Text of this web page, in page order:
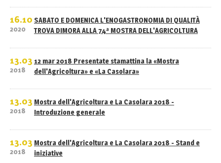
16.10
2020
SABATO E DOMENICA L'ENOGASTRONOMIA DI QUALITÀ
TROVA DIMORA ALLA 74ª MOSTRA DELL'AGRICOLTURA
13.03
2018
12 mar 2018 Presentate stamattina la «Mostra
dell'Agricoltura» e «La Casolara»
13.03
2018
Mostra dell'Agricoltura e La Casolara 2018 -
Introduzione generale
13.03
2018
Mostra dell'Agricoltura e La Casolara 2018 - Stand e
iniziative